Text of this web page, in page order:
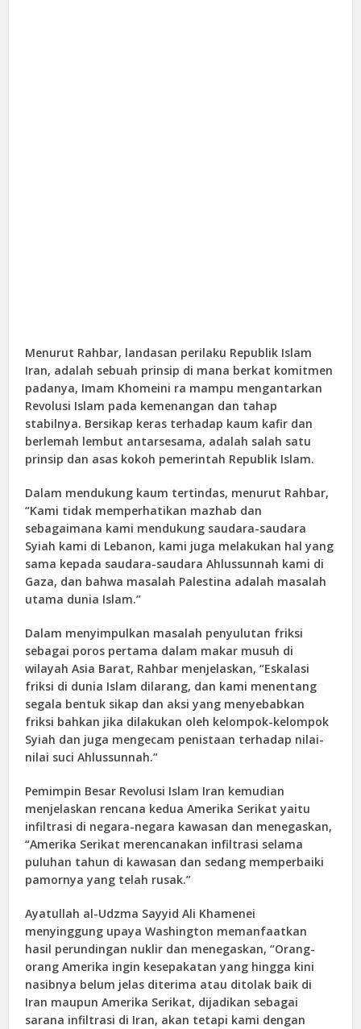
Menurut Rahbar, landasan perilaku Republik Islam
Iran, adalah sebuah prinsip di mana berkat komitmen
padanya, Imam Khomeini ra mampu mengantarkan
Revolusi Islam pada kemenangan dan tahap
stabilnya. Bersikap keras terhadap kaum kafir dan
berlemah lembut antarsesama, adalah salah satu
prinsip dan asas kokoh pemerintah Republik Islam.
Dalam mendukung kaum tertindas, menurut Rahbar,
“Kami tidak memperhatikan mazhab dan
sebagaimana kami mendukung saudara-saudara
Syiah kami di Lebanon, kami juga melakukan hal yang
sama kepada saudara-saudara Ahlussunnah kami di
Gaza, dan bahwa masalah Palestina adalah masalah
utama dunia Islam.”
Dalam menyimpulkan masalah penyulutan friksi
sebagai poros pertama dalam makar musuh di
wilayah Asia Barat, Rahbar menjelaskan, “Eskalasi
friksi di dunia Islam dilarang, dan kami menentang
segala bentuk sikap dan aksi yang menyebabkan
friksi bahkan jika dilakukan oleh kelompok-kelompok
Syiah dan juga mengecam penistaan terhadap nilai-
nilai suci Ahlussunnah.”
Pemimpin Besar Revolusi Islam Iran kemudian
menjelaskan rencana kedua Amerika Serikat yaitu
infiltrasi di negara-negara kawasan dan menegaskan,
“Amerika Serikat merencanakan infiltrasi selama
puluhan tahun di kawasan dan sedang memperbaiki
pamornya yang telah rusak.”
Ayatullah al-Udzma Sayyid Ali Khamenei
menyinggung upaya Washington memanfaatkan
hasil perundingan nuklir dan menegaskan, “Orang-
orang Amerika ingin kesepakatan yang hingga kini
nasibnya belum jelas diterima atau ditolak baik di
Iran maupun Amerika Serikat, dijadikan sebagai
sarana infiltrasi di Iran, akan tetapi kami dengan